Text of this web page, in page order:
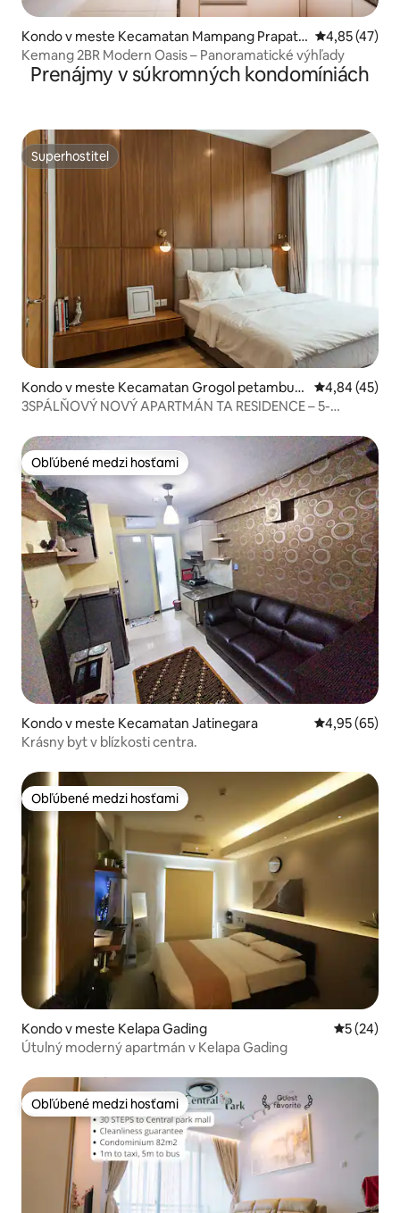
Kondo v meste Kecamatan Mampang Prapata
n
Priemerné
4,85 (47)
Kemang 2BR Modern Oasis – Panoramatické výhľady
Prenájmy v súkromných kondomíniách
Superhostiteľ
Superhostiteľ
Kondo v meste Kecamatan Grogol petambura
n
Priemerné
4,84 (45)
3SPÁLŇOVÝ NOVÝ APARTMÁN TA RESIDENCE – 5-
Obľúbené medzi hosťami
Obľúbené medzi hosťami
Kondo v meste Kecamatan Jatinegara Priemerné
4,95 (65)
Krásny byt v blízkosti centra.
Obľúbené medzi hosťami
Obľúbené medzi hosťami
Kondo v meste Kelapa Gading
5 (24)
Útulný moderný apartmán v Kelapa Gading
Obľúbené medzi hosťami
Obľúbené medzi hosťami